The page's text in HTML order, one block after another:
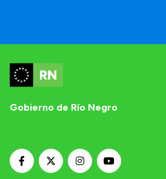
Gobierno de Río Negro